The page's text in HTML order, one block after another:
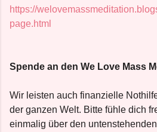
https://
page.html
Spende an den We Love Mass
Wir leisten auch finanzielle
der ganzen Welt. Bitte fühle dich
einmalig über den